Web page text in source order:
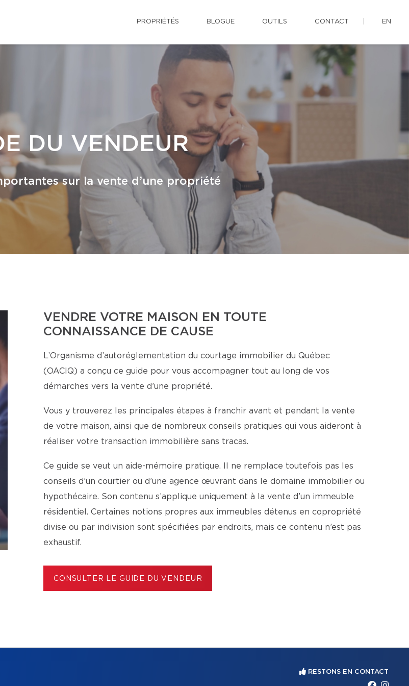
PROPRIÉTÉS BLOGUE OUTILS CONTACT EN
DU VENDEUR
sur la vente d’une propriété
VENDRE VOTRE MAISON EN TOUTE
CONNAISSANCE DE CAUSE
L’Organisme d’autoréglementation du courtage immobilier du Québec
(OACIQ) a conçu ce guide pour vous accompagner tout au long de vos
démarches vers la vente d’une propriété.
Vous y trouverez les principales étapes à franchir avant et pendant la vente
de votre maison, ainsi que de nombreux conseils pratiques qui vous aideront à
réaliser votre transaction immobilière sans tracas.
Ce guide se veut un aide-mémoire pratique. Il ne remplace toutefois pas les
conseils d’un courtier ou d’une agence œuvrant dans le domaine immobilier ou
hypothécaire. Son contenu s’applique uniquement à la vente d’un immeuble
résidentiel. Certaines notions propres aux immeubles détenus en copropriété
divise ou par indivision sont spécifiées par endroits, mais ce contenu n’est pas
exhaustif.
CONSULTER LE GUIDE DU VENDEUR
RESTONS EN CONTACT